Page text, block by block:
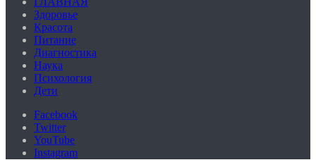
Здоровье
Красота
Питание
Диагностика
Наука
Психология
Дети
Facebook
Twitter
YouTube
Instagram